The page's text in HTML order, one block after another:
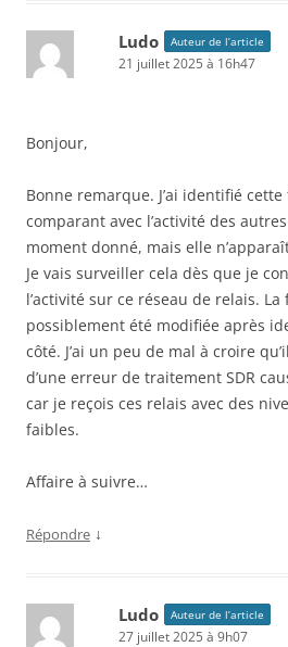
Ludo Auteur de l’article
21 juillet 2025 à 16h47
Bonjour,
Bonne remarque. J’ai identifié
comparant avec l’activité des
moment donné, mais elle
Je vais surveiller cela dès que je
l’activité sur ce réseau de relais. La
possiblement été modifiée après
côté. J’ai un peu de mal à croire
d’une erreur de traitement SDR
car je reçois ces relais avec des
faibles.
Affaire à suivre…
Répondre ↓
Ludo Auteur de l’article
27 juillet 2025 à 9h07